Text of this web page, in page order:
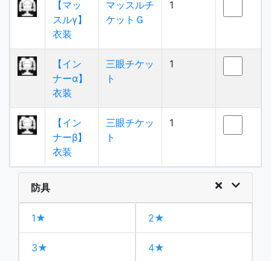
【マッ
スルγ】
衣装
マッスルチ
ケットＧ
1
【イン
ナーα】
衣装
三眼チケッ
ト
1
【イン
ナーβ】
衣装
三眼チケッ
ト
1
防具
1★ 2★
3★ 4★